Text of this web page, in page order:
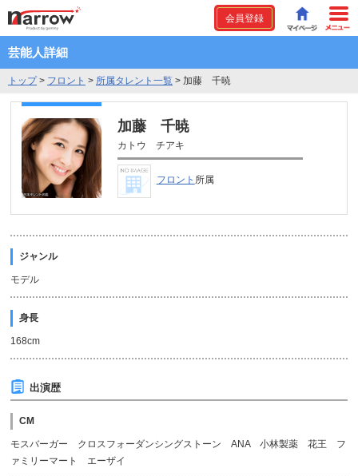
会員登録
芸能人詳細
トップ> フロント > 所属タレント一覧 > 加藤 千暁
加藤 千暁
カトウ チアキ
フロント 所属
ジャンル
モデル
身長
168cm
出演歴
CM
モスバーガー クロスフォーダンシングストーン ANA 小林製薬 花王 フ
ァミリーマート エーザイ